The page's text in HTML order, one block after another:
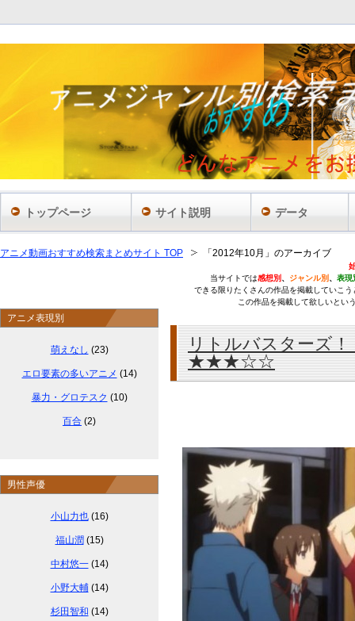
アニメ動画おすすめ検索まとめサイト TOP 「2012年10月」のアーカイブ
当サイトでは感想別 、 ジャンル別 、 表現
できる限りたくさんの作品を掲載していこ
この作品を掲載して欲しいとい
リトルバスターズ
★★★☆☆
アニメ表現別
萌えなし (23)
エロ要素の多いアニメ (14)
暴力・グロテスク (10)
百合 (2)
男性声優
小山力也(16)
福山潤 (15)
中村悠一(14)
小野大輔(14)
杉田智和 (14)
トップページ サイト説明 データ